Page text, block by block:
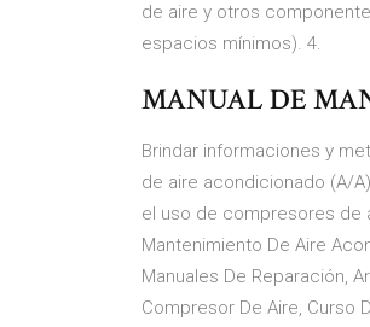
de aire y otros
espacios mínimos). 4.
MANUAL DE
Brindar informaciones y
de aire acondicionado (A/
el uso de compresores de
Mantenimiento De Aire
Manuales De Reparación,
Compresor De Aire, Curso